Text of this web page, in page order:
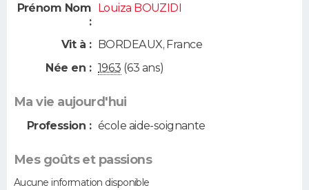
Prénom Nom
:
Louiza BOUZIDI
Vit à : BORDEAUX, France
Née en : 1963 (63 ans)
Ma vie aujourd'hui
Profession : école aide-soignante
Mes goûts et passions
Aucune information disponible